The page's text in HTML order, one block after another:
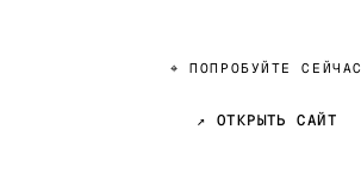
⌖ ПОПРОБУЙТЕ СЕЙЧАС
↗ ОТКРЫТЬ САЙТ